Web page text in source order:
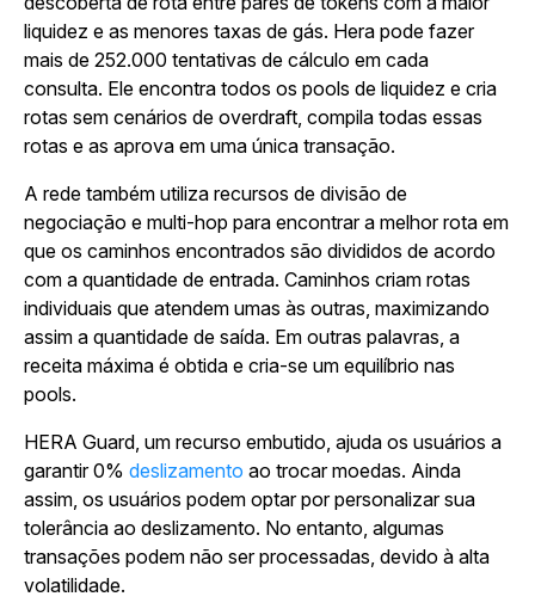
liquidez e as menores taxas de gás. Hera pode fazer
mais de 252.000 tentativas de cálculo em cada
consulta. Ele encontra todos os pools de liquidez e cria
rotas sem cenários de overdraft, compila todas essas
rotas e as aprova em uma única transação.
A rede também utiliza recursos de divisão de
negociação e multi-hop para encontrar a melhor rota em
que os caminhos encontrados são divididos de acordo
com a quantidade de entrada. Caminhos criam rotas
individuais que atendem umas às outras, maximizando
assim a quantidade de saída. Em outras palavras, a
receita máxima é obtida e cria-se um equilíbrio nas
pools.
HERA Guard, um recurso embutido, ajuda os usuários a
garantir 0% deslizamento ao trocar moedas. Ainda
assim, os usuários podem optar por personalizar sua
tolerância ao deslizamento. No entanto, algumas
transações podem não ser processadas, devido à alta
volatilidade.